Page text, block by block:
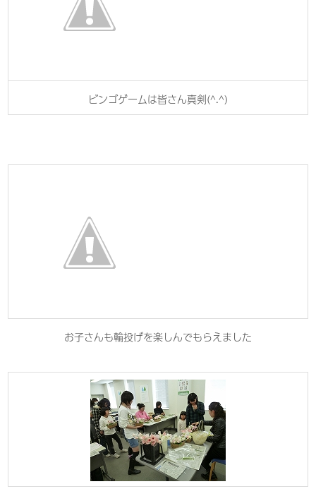
ビンゴゲームは皆さん真剣(^.^)
お子さんも輪投げを楽しんでもらえました